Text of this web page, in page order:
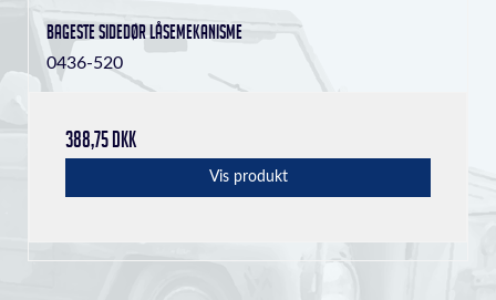
Bageste sidedør låsemekanisme
0436-520
388,75 DKK
Vis produkt